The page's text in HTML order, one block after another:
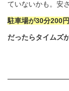
ていないかも。安
駐車場が30分200
だったらタイムズ